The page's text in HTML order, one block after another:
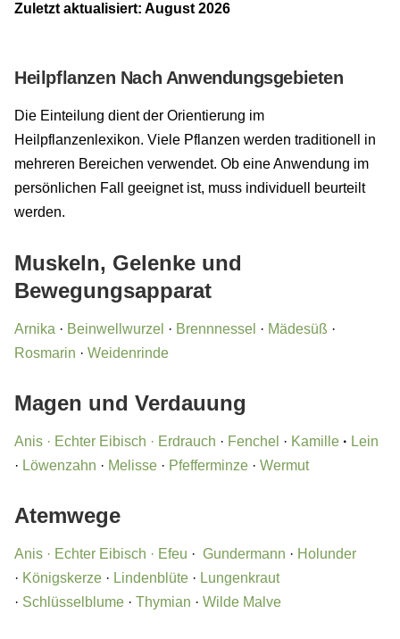
Zuletzt aktualisiert: August 2026
Heilpflanzen Nach Anwendungsgebieten
Die Einteilung dient der Orientierung im
Heilpflanzenlexikon. Viele Pflanzen werden traditionell in
mehreren Bereichen verwendet. Ob eine Anwendung im
persönlichen Fall geeignet ist, muss individuell beurteilt
werden.
Muskeln, Gelenke und
Bewegungsapparat
Arnika · Beinwellwurzel · Brennnessel · Mädesüß ·
Rosmarin · Weidenrinde
Magen und Verdauung
Anis · Echter Eibisch · Erdrauch · Fenchel · Kamille · Lein
· Löwenzahn · Melisse · Pfefferminze · Wermut
Atemwege
Anis · Echter Eibisch · Efeu · Gundermann · Holunder
· Königskerze · Lindenblüte · Lungenkraut
· Schlüsselblume · Thymian · Wilde Malve